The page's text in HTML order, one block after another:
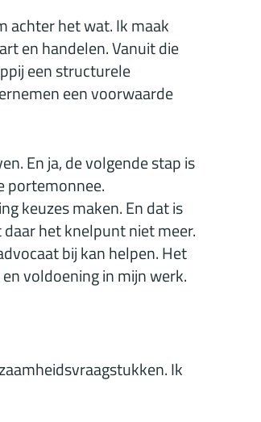
achter het wat. Ik maak
en handelen. Vanuit die
een structurele
een voorwaarde
En ja, de volgende stap is
portemonnee.
keuzes maken. En dat is
het knelpunt niet meer.
bij kan helpen. Het
voldoening in mijn werk.
Ik